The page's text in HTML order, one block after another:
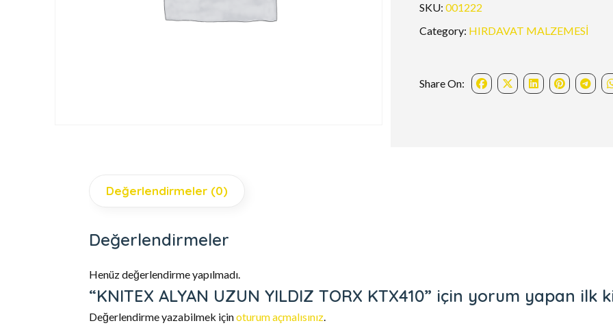
SKU:001222
Category: HIRDAVAT MALZEMESİ
Share On:
Değerlendirmeler (0)
Değerlendirmeler
Henüz değerlendirme yapılmadı.
“KNITEX ALYAN UZUN YILDIZ TORX KTX410” için yorum yapan ilk
Değerlendirme yazabilmek içinoturum açmalısınız.